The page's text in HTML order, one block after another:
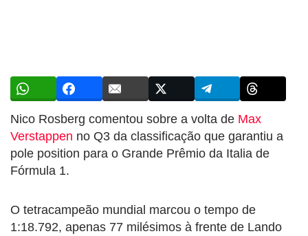
Nico Rosberg comentou sobre a volta de Max
Verstappen no Q3 da classificação que garantiu a
pole position para o Grande Prêmio da Italia de
Fórmula 1.
O tetracampeão mundial marcou o tempo de
1:18.792, apenas 77 milésimos à frente de Lando